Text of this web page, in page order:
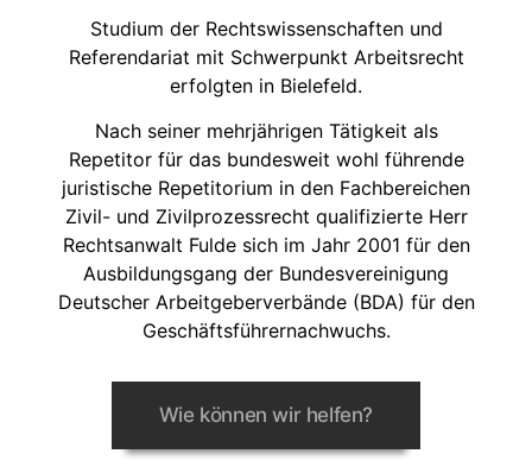
Studium der Rechtswissenschaften und
Referendariat mit Schwerpunkt Arbeitsrecht
erfolgten in Bielefeld.
Nach seiner mehrjährigen Tätigkeit als
Repetitor für das bundesweit wohl führende
juristische Repetitorium in den Fachbereichen
Zivil- und Zivilprozessrecht qualifizierte Herr
Rechtsanwalt Fulde sich im Jahr 2001 für den
Ausbildungsgang der Bundesvereinigung
Deutscher Arbeitgeberverbände (BDA) für den
Geschäftsführernachwuchs.
Wie können wir helfen?